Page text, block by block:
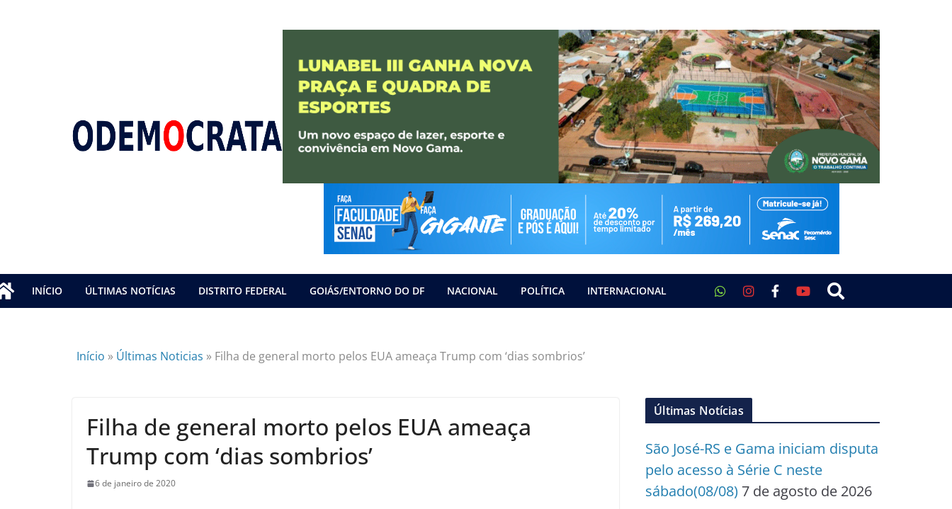
INÍCIO ÚLTIMAS NOTÍCIAS DISTRITO FEDERAL GOIÁS/ENTORNO DO DF NACIONAL POLÍTICA INTERNACIONAL
Início » Últimas Noticias » Filha de general morto pelos EUA ameaça Trump com ‘dias sombrios’
Filha de general morto pelos EUA ameaça
Trump com ‘dias sombrios’
6 de janeiro de 2020
Últimas Notícias
São José-RS e Gama iniciam disputa
pelo acesso à Série C neste
sábado(08/08) 7 de agosto de 2026